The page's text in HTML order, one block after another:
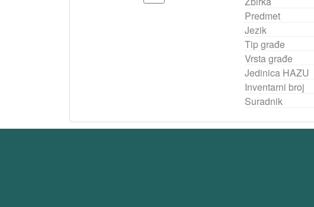
Predmet
Jezik
Tip građe
Vrsta građe
Jedinica HAZU
Inventarni broj
Suradnik